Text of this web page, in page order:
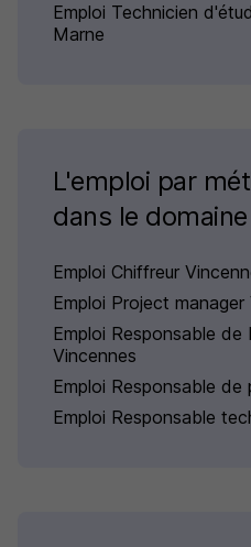
Emploi Technicien
Marne
L'emploi par
dans le
Emploi Chiffreur
Emploi Project manager
Emploi Responsable de
Vincennes
Emploi Responsable de
Emploi Responsable